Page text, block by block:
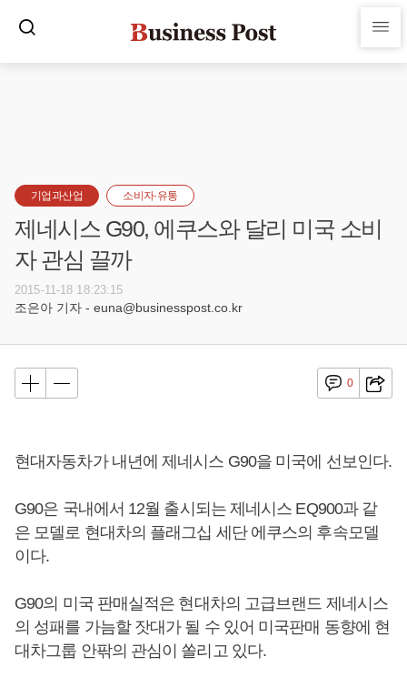
기업과산업 소비자·유통
제네시스 G90, 에쿠스와 달리 미국 소비
자 관심 끌까
2015-11-18 18:23:15
조은아 기자 - euna@businesspost.co.kr
0
현대자동차가 내년에 제네시스 G90을 미국에 선보인다.
G90은 국내에서 12월 출시되는 제네시스 EQ900과 같
은 모델로 현대차의 플래그십 세단 에쿠스의 후속모델
이다.
G90의 미국 판매실적은 현대차의 고급브랜드 제네시스
의 성패를 가늠할 잣대가 될 수 있어 미국판매 동향에 현
대차그룹 안팎의 관심이 쏠리고 있다.